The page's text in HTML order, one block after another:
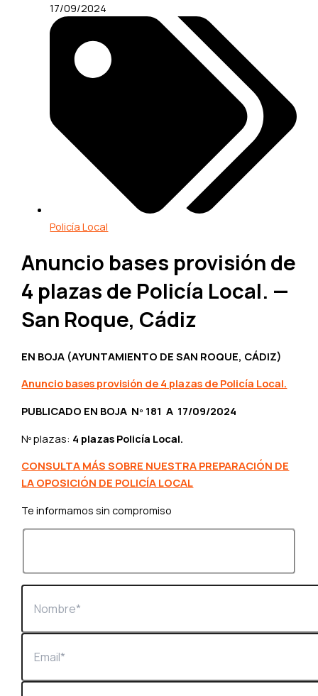
17/09/2024
Policía Local
Anuncio bases provisión de
4 plazas de Policía Local. —
San Roque, Cádiz
EN BOJA (AYUNTAMIENTO DE SAN ROQUE, CÁDIZ)
Anuncio bases provisión de 4 plazas de Policía Local.
PUBLICADO EN BOJA Nº 181 A 17/09/2024
Nº plazas: 4 plazas Policía Local.
CONSULTA MÁS SOBRE NUESTRA PREPARACIÓN DE
LA OPOSICIÓN DE POLICÍA LOCAL
Te informamos sin compromiso